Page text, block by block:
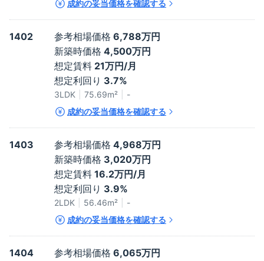
成約の妥当価格を確認する
1402 参考相場価格 6,788万円
新築時価格 4,500万円
想定賃料 21万円/月
想定利回り 3.7%
3LDK 75.69m²
-
成約の妥当価格を確認する
1403 参考相場価格 4,968万円
新築時価格 3,020万円
想定賃料 16.2万円/月
想定利回り 3.9%
2LDK 56.46m²
-
成約の妥当価格を確認する
1404 参考相場価格 6,065万円